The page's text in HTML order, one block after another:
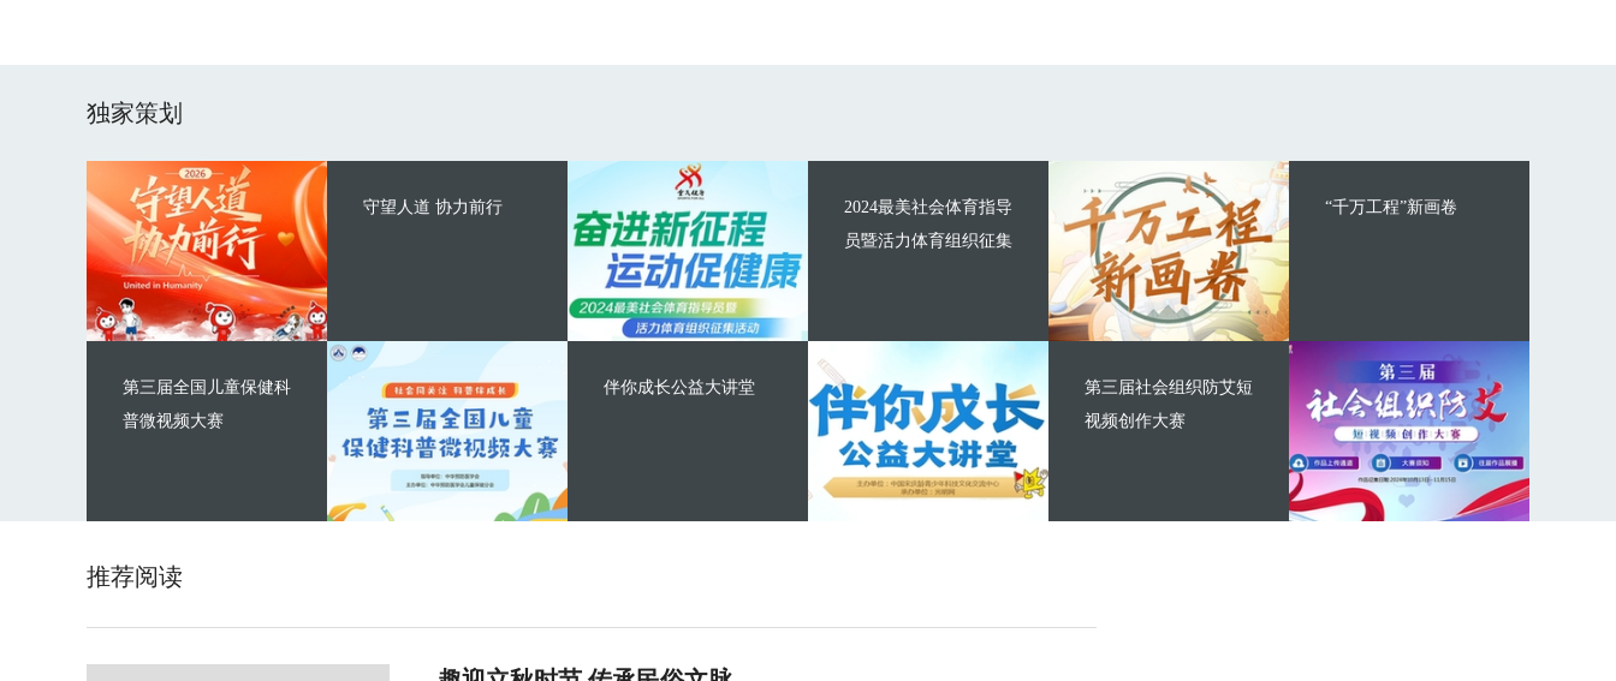
独家策划
守望人道 协力前行
第三届全国儿童保健科
普微视频大赛
2024最美社会体育指导
员暨活力体育组织征集
伴你成长公益大讲堂
“千万工程”新画卷
第三届社会组织防艾短
视频创作大赛
推荐阅读